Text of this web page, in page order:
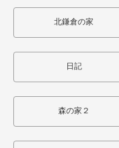
北鎌倉の家
日記
森の家２